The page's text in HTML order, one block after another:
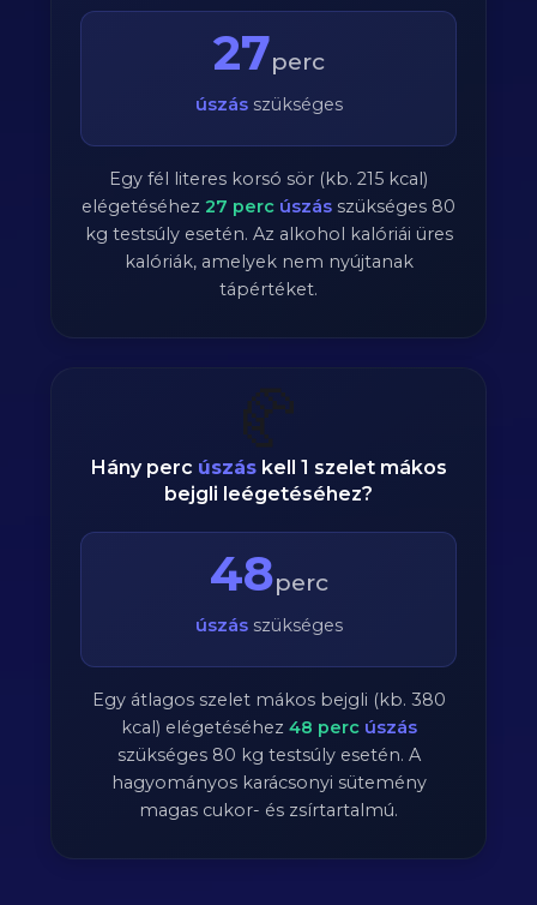
27perc
úszásszükséges
Egy fél literes korsó sör (kb. 215 kcal)
elégetéséhez 27 perc úszás szükséges 80
kg testsúly esetén. Az alkohol kalóriái üres
kalóriák, amelyek nem nyújtanak
tápértéket.
🥐
Hány perc úszáskell 1 szelet mákos
bejgli leégetéséhez?
48perc
úszásszükséges
Egy átlagos szelet mákos bejgli (kb. 380
kcal) elégetéséhez 48 perc úszás
szükséges 80 kg testsúly esetén. A
hagyományos karácsonyi sütemény
magas cukor- és zsírtartalmú.